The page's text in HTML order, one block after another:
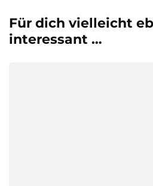
Für dich vielleicht
interessant …